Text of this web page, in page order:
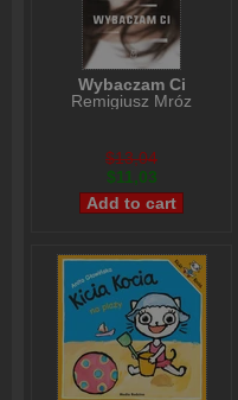
Wybaczam Ci
Remigiusz Mróz
$13,04
$11,03